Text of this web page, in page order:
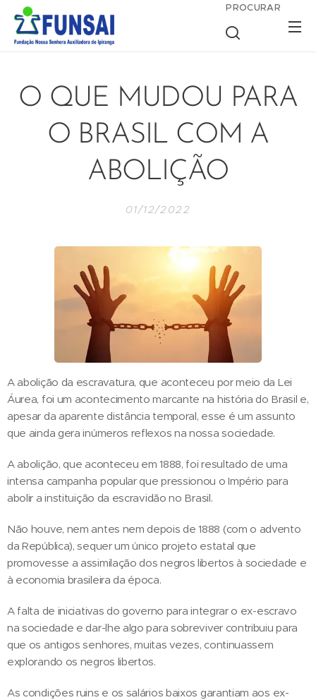
PROCURAR
O QUE MUDOU PARA
O BRASIL COM A
ABOLIÇÃO
01/12/2022
A abolição da escravatura, que aconteceu por meio da Lei
Áurea, foi um acontecimento marcante na história do Brasil e,
apesar da aparente distância temporal, esse é um assunto
que ainda gera inúmeros reflexos na nossa sociedade.
A abolição, que aconteceu em 1888, foi resultado de uma
intensa campanha popular que pressionou o Império para
abolir a instituição da escravidão no Brasil.
Não houve, nem antes nem depois de 1888 (com o advento
da República), sequer um único projeto estatal que
promovesse a assimilação dos negros libertos à sociedade e
à economia brasileira da época.
A falta de iniciativas do governo para integrar o ex-escravo
na sociedade e dar-lhe algo para sobreviver contribuiu para
que os antigos senhores, muitas vezes, continuassem
explorando os negros libertos.
As condições ruins e os salários baixos garantiam aos ex-